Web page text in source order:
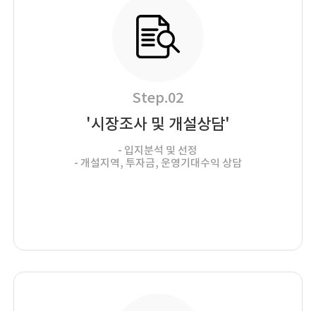
Step.02
'시장조사 및 개설상담'
- 입지분석 및 선정
- 개설지역, 투자금, 운영기대수익 상담